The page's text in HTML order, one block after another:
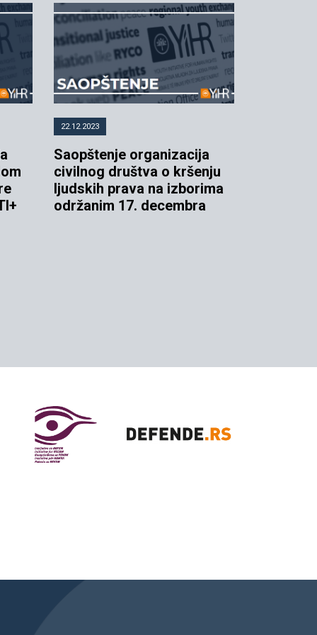
22.12.2023
Saopštenje organizacija
civilnog društva o kršenju
ljudskih prava na izborima
održanim 17. decembra